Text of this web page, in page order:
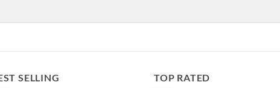
SELLING TOP RATED